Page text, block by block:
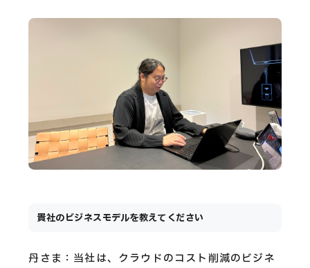
貴社のビジネスモデルを教えてください
丹さま：当社は、クラウドのコスト削減のビジネ